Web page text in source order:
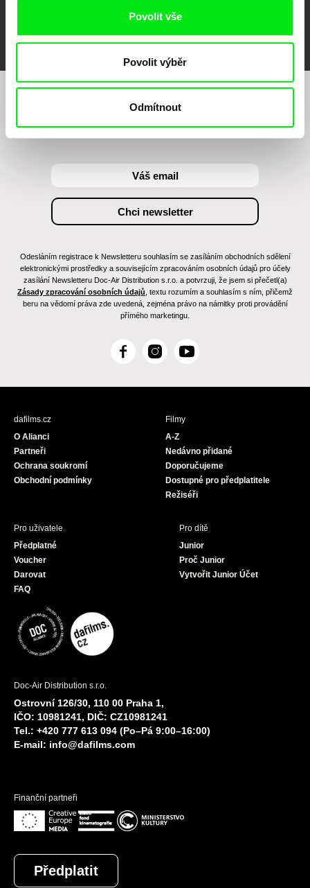
Povolit vše
Povolit výběr
Odmítnout
MFDF Ji.hlava
Chcete být pravidelně informováni o našem
Odesláním registrace k Newsletteru souhlasím se zasíláním obchodních sdělení
elektronickými prostředky a souvisejícím zpracováním osobních údajů pro účely
zasílání Newsletteru Doc-Air Distribution s.r.o. a potvrzuji, že jsem si přečetl(a)
Zásady zpracování osobních údajů , textu rozumím a souhlasím s ním, přičemž
beru na vědomí práva zde uvedená, zejména právo na námitky proti provádění
přímého marketingu.
F
c
I
s
Y
u
dafilms.cz
O Alianci
Partneři
Ochrana soukromí
Obchodní podmínky
Filmy
A-Z
Nedávno přidané
Doporučujeme
Dostupné pro předplatitele
Režiséři
Pro uživatele
Předplatné
Voucher
Darovat
FAQ
Pro dítě
Junior
Proč Junior
Vytvořit Junior Účet
Doc-Air Distribution s.r.o.
Ostrovní 126/30, 110 00 Praha 1,
IČO: 10981241, DIČ: CZ10981241
Tel.: +420 777 613 094 (Po–Pá 9:00–16:00)
E-mail: info@dafilms.com
Finanční partneři
Předplatit